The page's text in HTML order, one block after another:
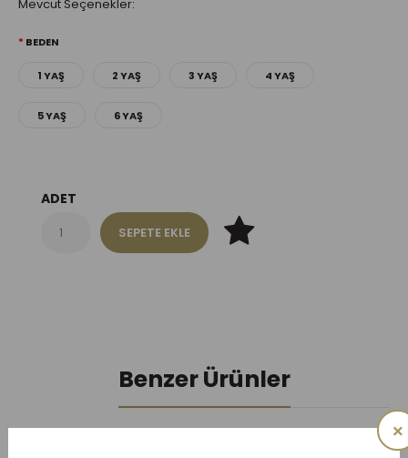
×
Mevcut Seçenekler:
BEDEN
1 YAŞ 2 YAŞ 3 YAŞ 4 YAŞ
5 YAŞ 6 YAŞ
ADET
Benzer Ürünler